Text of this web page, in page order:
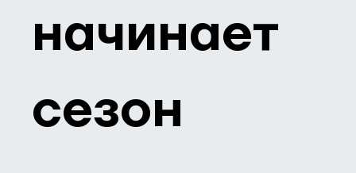
начинает
сезон